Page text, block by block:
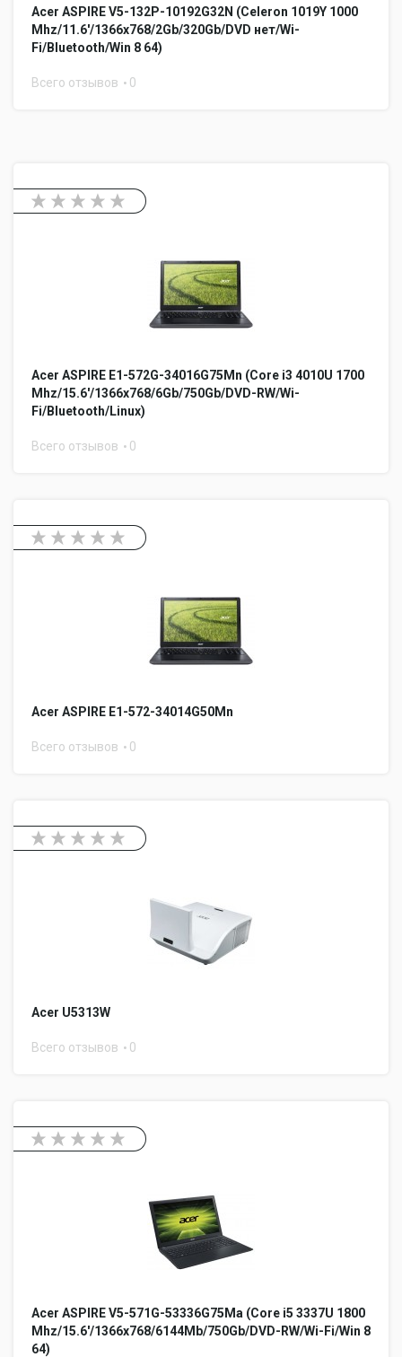
Acer ASPIRE V5-132P-10192G32N (Celeron 1019Y 1000
Mhz/11.6'/1366x768/2Gb/320Gb/DVD нет/Wi-
Fi/Bluetooth/Win 8 64)
Всего отзывов 0
Acer ASPIRE E1-572G-34016G75Mn (Core i3 4010U 1700
Mhz/15.6'/1366x768/6Gb/750Gb/DVD-RW/Wi-
Fi/Bluetooth/Linux)
Всего отзывов 0
Acer ASPIRE E1-572-34014G50Mn
Всего отзывов 0
Acer U5313W
Всего отзывов 0
Acer ASPIRE V5-571G-53336G75Ma (Core i5 3337U 1800
Mhz/15.6'/1366x768/6144Mb/750Gb/DVD-RW/Wi-Fi/Win 8
64)